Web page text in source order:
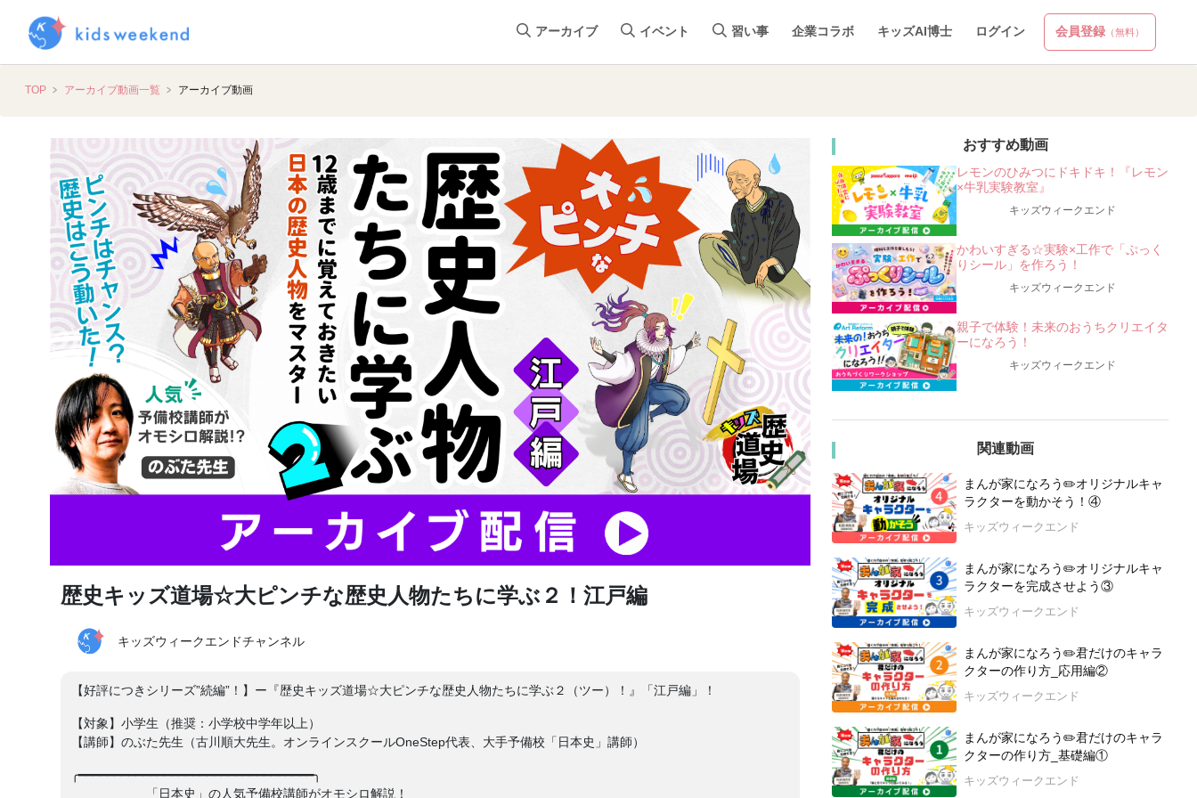
アーカイブ イベント 習い事 企業コラボ キッズAI博士 ログイン 会員登録（無料）
TOP アーカイブ動画一覧 アーカイブ動画
歴史キッズ道場☆大ピンチな歴史人物たちに学ぶ２！江戸編
キッズウィークエンドチャンネル
【好評につきシリーズ”続編”！】ー『歴史キッズ道場☆大ピンチな歴史人物たちに学ぶ２（ツー）！』「江戸編」！
【対象】小学生（推奨：小学校中学年以上）
【講師】のぶた先生（古川順大先生。オンラインスクールOneStep代表、大手予備校「日本史」講師）
╭━━━━━━━━━━━━━━━━━━━━━━━━━━━━━━━━━╮
おすすめ動画
レモンのひみつにドキドキ！『レモン
×牛乳実験教室』
キッズウィークエンド
かわいすぎる☆実験×工作で「ぷっく
りシール」を作ろう！
キッズウィークエンド
親子で体験！未来のおうちクリエイタ
ーになろう！
キッズウィークエンド
関連動画
まんが家になろう✏️オリジナルキャ
ラクターを動かそう！④
キッズウィークエンド
まんが家になろう✏️オリジナルキャ
ラクターを完成させよう③
キッズウィークエンド
まんが家になろう✏️君だけのキャラ
クターの作り方_応用編②
キッズウィークエンド
まんが家になろう✏️君だけのキャラ
クターの作り方_基礎編①
キッズウィークエンド